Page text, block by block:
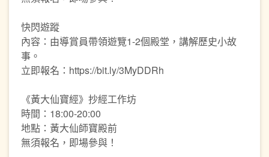
快閃遊蹤
內容：由導賞員帶領遊覽1-2個殿堂，講解歷史小故
事。
立即報名：https://bit.ly/3MyDDRh
《黃大仙寶經》抄經工作坊
時間：18:00-20:00
地點：黃大仙師寶殿前
無須報名，即場參與！